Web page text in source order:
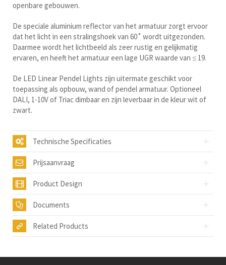
openbare gebouwen.
De speciale aluminium reflector van het armatuur zorgt ervoor
dat het licht in een stralingshoek van 60˚ wordt uitgezonden.
Daarmee wordt het lichtbeeld als zeer rustig en gelijkmatig
ervaren, en heeft het armatuur een lage UGR waarde van ≤ 19.
De LED Linear Pendel Lights zijn uitermate geschikt voor
toepassing als opbouw, wand of pendel armatuur. Optioneel
DALI, 1-10V of Triac dimbaar en zijn leverbaar in de kleur wit of
zwart.
Technische Specificaties
Prijsaanvraag
Product Design
Documents
Related Products